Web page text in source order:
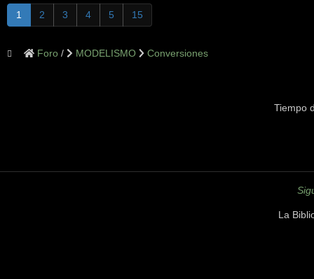
1 2 3 4 5 15
Foro MODELISMO Conversiones
Tiempo
La